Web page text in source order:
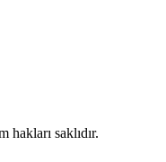
saklıdır.